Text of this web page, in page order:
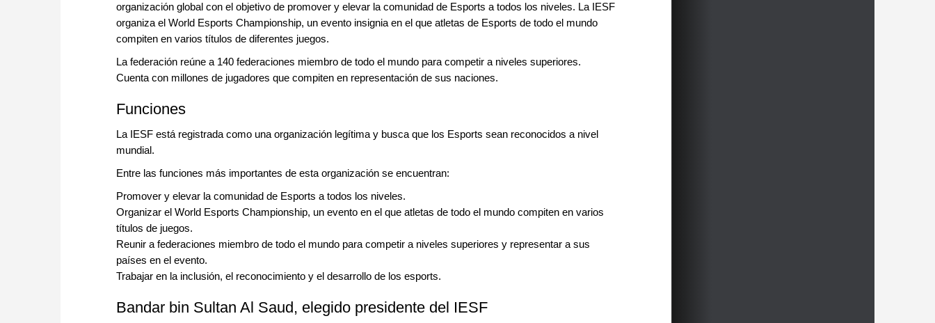
organización global con el objetivo de promover y elevar la comunidad de Esports a todos los niveles. La IESF
organiza el World Esports Championship, un evento insignia en el que atletas de Esports de todo el mundo
compiten en varios títulos de diferentes juegos.
La federación reúne a 140 federaciones miembro de todo el mundo para competir a niveles superiores.
Cuenta con millones de jugadores que compiten en representación de sus naciones.
Funciones
La IESF está registrada como una organización legítima y busca que los Esports sean reconocidos a nivel
mundial.
Entre las funciones más importantes de esta organización se encuentran:
Promover y elevar la comunidad de Esports a todos los niveles.
Organizar el World Esports Championship, un evento en el que atletas de todo el mundo compiten en varios
títulos de juegos.
Reunir a federaciones miembro de todo el mundo para competir a niveles superiores y representar a sus
países en el evento.
Trabajar en la inclusión, el reconocimiento y el desarrollo de los esports.
Bandar bin Sultan Al Saud, elegido presidente del IESF